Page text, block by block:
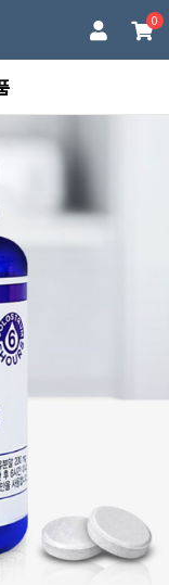
0